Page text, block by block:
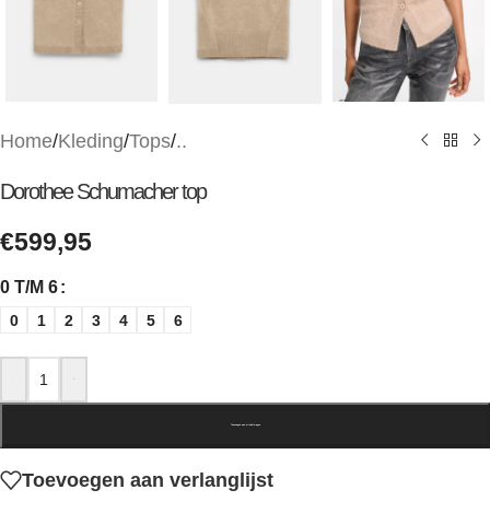
Home/Kleding/Tops/..
Dorothee Schumacher top
€599,95
0 T/M 6
0 1 2 3 4 5 6
Toevoegen aan verlanglijst